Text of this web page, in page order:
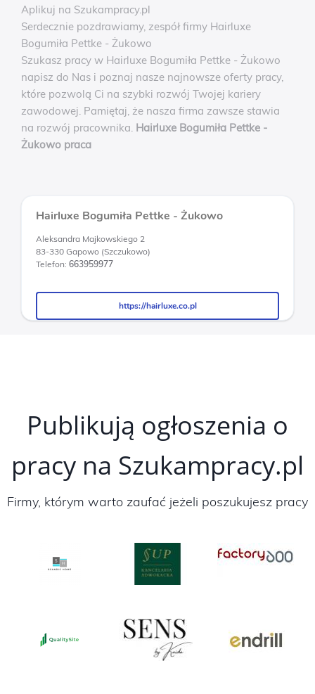
Aplikuj na Szukampracy.pl
Serdecznie pozdrawiamy, zespół firmy Hairluxe
Bogumiła Pettke - Żukowo
Szukasz pracy w Hairluxe Bogumiła Pettke - Żukowo
napisz do Nas i poznaj nasze najnowsze oferty pracy,
które pozwolą Ci na szybki rozwój Twojej kariery
zawodowej. Pamiętaj, że nasza firma zawsze stawia
na rozwój pracownika. Hairluxe Bogumiła Pettke -
Żukowo praca
Hairluxe Bogumiła Pettke - Żukowo
Aleksandra Majkowskiego 2
83-330 Gapowo (Szczukowo)
Telefon: 663959977
https://hairluxe.co.pl
https://hairluxe.co.pl
Publikują ogłoszenia o
pracy na Szukampracy.pl
Firmy, którym warto zaufać jeżeli poszukujesz pracy